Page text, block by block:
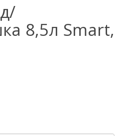
8,5л Smart,